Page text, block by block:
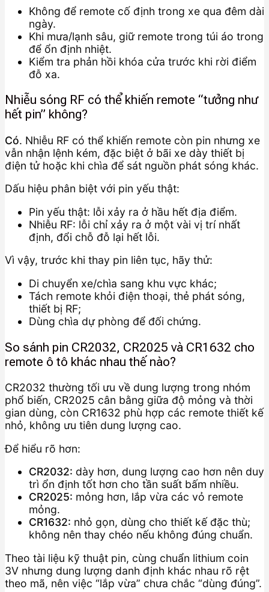
Không để remote cố định trong xe qua đêm dài
ngày.
Khi mưa/lạnh sâu, giữ remote trong túi áo trong
để ổn định nhiệt.
Kiểm tra phản hồi khóa cửa trước khi rời điểm
đỗ xa.
Nhiễu sóng RF có thể khiến remote “tưởng như
hết pin” không?
Có. Nhiễu RF có thể khiến remote còn pin nhưng xe
vẫn nhận lệnh kém, đặc biệt ở bãi xe dày thiết bị
điện tử hoặc khi chìa để sát nguồn phát sóng khác.
Dấu hiệu phân biệt với pin yếu thật:
Pin yếu thật: lỗi xảy ra ở hầu hết địa điểm.
Nhiễu RF: lỗi chỉ xảy ra ở một vài vị trí nhất
định, đổi chỗ đỗ lại hết lỗi.
Vì vậy, trước khi thay pin liên tục, hãy thử:
Di chuyển xe/chìa sang khu vực khác;
Tách remote khỏi điện thoại, thẻ phát sóng,
thiết bị RF;
Dùng chìa dự phòng để đối chứng.
So sánh pin CR2032, CR2025 và CR1632 cho
remote ô tô khác nhau thế nào?
CR2032 thường tối ưu về dung lượng trong nhóm
phổ biến, CR2025 cân bằng giữa độ mỏng và thời
gian dùng, còn CR1632 phù hợp các remote thiết kế
nhỏ, không ưu tiên dung lượng cao.
Để hiểu rõ hơn:
CR2032: dày hơn, dung lượng cao hơn nên duy
trì ổn định tốt hơn cho tần suất bấm nhiều.
CR2025: mỏng hơn, lắp vừa các vỏ remote
mỏng.
CR1632: nhỏ gọn, dùng cho thiết kế đặc thù;
không nên thay chéo nếu không đúng chuẩn.
Theo tài liệu kỹ thuật pin, cùng chuẩn lithium coin
3V nhưng dung lượng danh định khác nhau rõ rệt
theo mã, nên việc “lắp vừa” chưa chắc “dùng đúng”.